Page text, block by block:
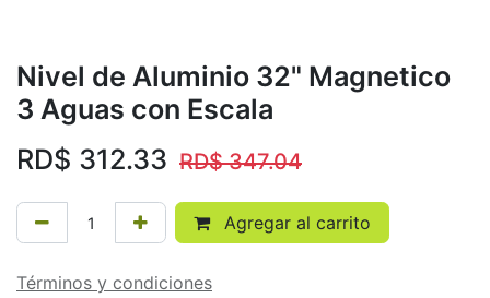
Nivel de Aluminio 32" Magnetico
3 Aguas con Escala
RD$ 312.33 RD$347.04
Agregar al carrito
Términos y condiciones